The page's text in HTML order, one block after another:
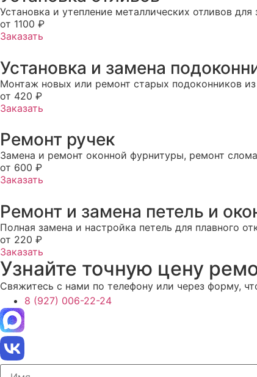
Установка и утепление металлических отливов для
от 1100 ₽
Заказать
Установка и замена
Монтаж новых или ремонт старых подоконников
от 420 ₽
Заказать
Ремонт ручек
Замена и ремонт оконной фурнитуры, ремонт
от 600 ₽
Заказать
Ремонт и замена петель и
Полная замена и настройка петель для плавного
от 220 ₽
Заказать
Узнайте точную цену
Свяжитесь с нами по телефону или через форму,
8 (927) 006-22-24